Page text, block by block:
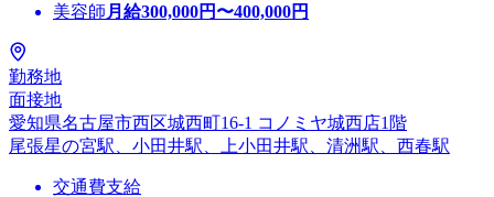
美容師 月給300,000円〜400,000円
勤務地
面接地
愛知県名古屋市西区城西町16-1 コノミヤ城西店1階
尾張星の宮駅、小田井駅、上小田井駅、清洲駅、西春駅
交通費支給